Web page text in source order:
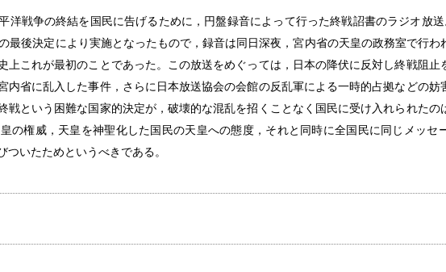
洋戦争の終結を国民に告げるために，円盤録音によって行った終戦詔書のラジオ放
最後決定により実施となったもので，録音は同日深夜，宮内省の天皇の政務室で行わ
上これが最初のことであった。この放送をめぐっては，日本の降伏に反対し終戦阻止
内省に乱入した事件，さらに日本放送協会の会館の反乱軍による一時的占拠などの妨
戦という困難な国家的決定が，破壊的な混乱を招くことなく国民に受け入れられたの
の権威，天皇を神聖化した国民の天皇への態度，それと同時に全国民に同じメッセ
いたためというべきである。